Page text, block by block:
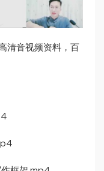
清音视频资料，百